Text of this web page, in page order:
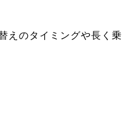
えのタイミングや長く乗